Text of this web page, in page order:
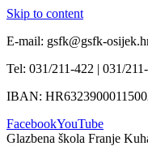
Skip to content
E-mail: gsfk@gsfk-
Tel: 031/211-422 | 031/
IBAN:
FacebookYouTube
Glazbena škola Franje